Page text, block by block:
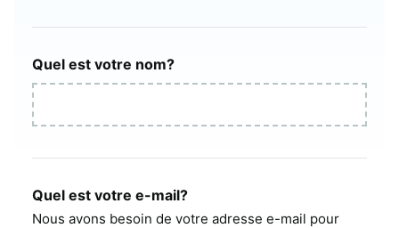
Quel est votre nom?
Quel est votre e-mail?
Nous avons besoin de votre adresse e-mail pour